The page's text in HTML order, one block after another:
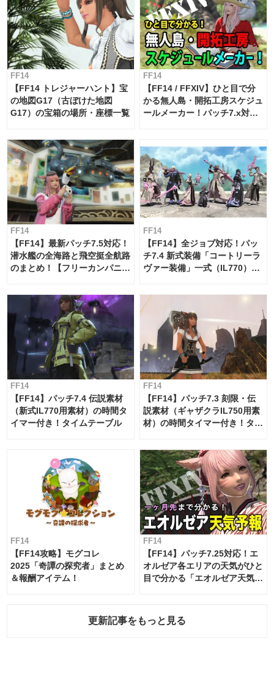
FF14
【FF14 トレジャーハント】宝
の地図G17（古ぼけた地図
G17）の宝箱の場所・座標一覧
FF14
【FF14 / FFXIV】ひと目で分
かる無人島・開拓工房スケジュ
ールメーカー！パッチ7.x対応
FF14
【FF14】最新パッチ7.5対応！
潜水艦の全海路と飛空挺全航路
のまとめ！【フリーカンパニ
FF14
【FF14】全ジョブ対応！パッ
チ7.4 新式装備「コートリーラ
ヴァー装備」一式（IL770）の
FF14
【FF14】パッチ7.4 伝説素材
（新式IL770用素材）の時間タ
イマー付き！タイムテーブル
FF14
【FF14】パッチ7.3 刻限・伝
説素材（ギャザクラIL750用素
材）の時間タイマー付き！タイ
FF14
【FF14攻略】モグコレ
2025「奇譚の探究者」まとめ
＆報酬アイテム！
FF14
【FF14】パッチ7.25対応！エ
オルゼア各エリアの天気がひと
目で分かる「エオルゼア天気予
更新記事をもっと見る